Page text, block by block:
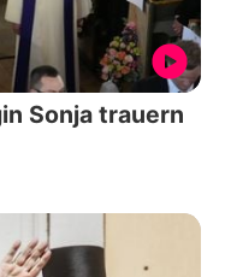
Sonja trauern